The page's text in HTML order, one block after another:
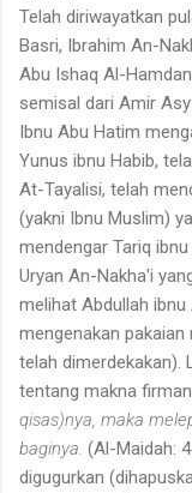
Telah diriwayatkan
Basri, Ibrahim An-
Abu Ishaq Al-
semisal dari Amir
Ibnu Abu Hatim
Yunus ibnu Habib,
At-Tayalisi, telah
(yakni Ibnu Muslim)
mendengar Tariq
Uryan An-Nakha'i
melihat Abdullah
mengenakan
telah dimerdekakan).
tentang makna
qisas)nya, maka
baginya. (Al-Maidah:
digugurkan